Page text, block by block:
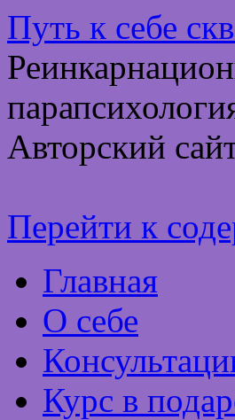
Путь к себе
Авторский
Перейти к
Главная
О себе
Курс в